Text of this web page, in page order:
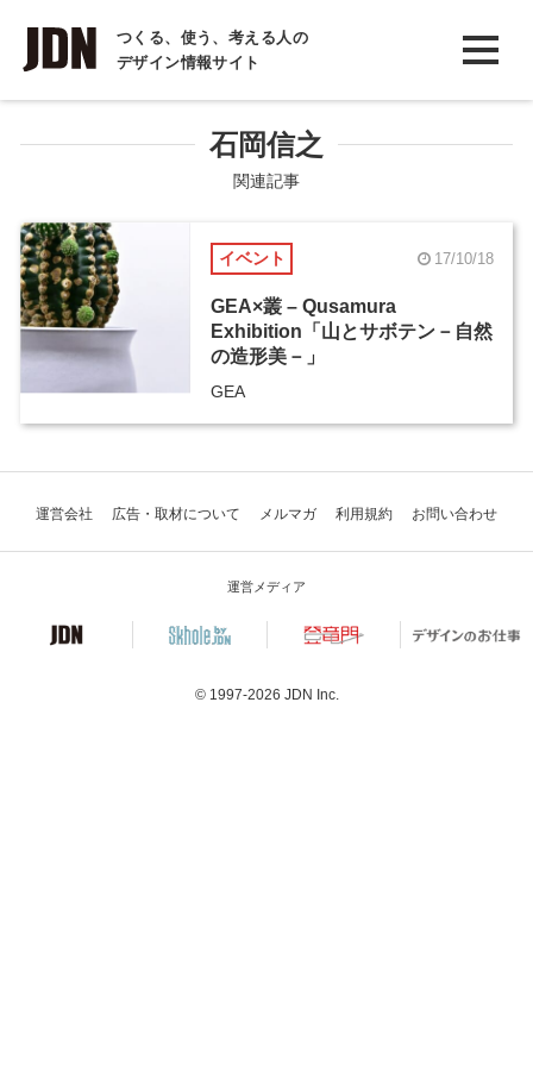
つくる、使う、考える人の
デザイン情報サイト
INTERVIEW
インタビュー
COLUMN
コラム
石岡信之
関連記事
イベント 17/10/18
GEA×叢 – Qusamura
Exhibition「山とサボテン－自然
の造形美－」
GEA
運営会社 広告・取材について メルマガ 利用規約 お問い合わせ
運営メディア
© 1997-2026 JDN Inc.